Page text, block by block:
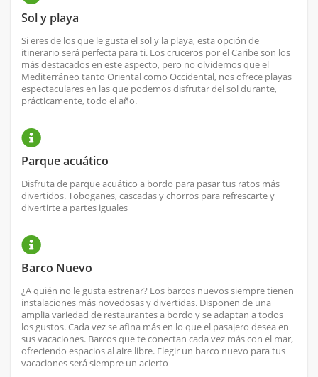
Sol y playa
Si eres de los que le gusta el sol y la playa, esta opción de
itinerario será perfecta para ti. Los cruceros por el Caribe son los
más destacados en este aspecto, pero no olvidemos que el
Mediterráneo tanto Oriental como Occidental, nos ofrece playas
espectaculares en las que podemos disfrutar del sol durante,
prácticamente, todo el año.
Parque acuático
Disfruta de parque acuático a bordo para pasar tus ratos más
divertidos. Toboganes, cascadas y chorros para refrescarte y
divertirte a partes iguales
Barco Nuevo
¿A quién no le gusta estrenar? Los barcos nuevos siempre tienen
instalaciones más novedosas y divertidas. Disponen de una
amplia variedad de restaurantes a bordo y se adaptan a todos
los gustos. Cada vez se afina más en lo que el pasajero desea en
sus vacaciones. Barcos que te conectan cada vez más con el mar,
ofreciendo espacios al aire libre. Elegir un barco nuevo para tus
vacaciones será siempre un acierto